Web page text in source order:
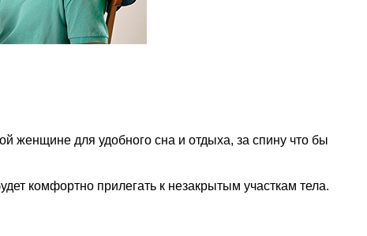
женщине для удобного сна и отдыха, за спину что бы
комфортно прилегать к незакрытым участкам тела.